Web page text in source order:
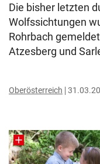
Die bisher letzten
Wolfssichtungen
Rohrbach
Atzesberg und
Oberösterreich